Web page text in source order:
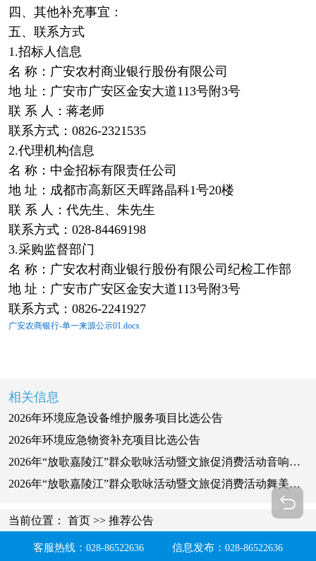
四、其他补充事宜：
五、联系方式
1.招标人信息
名 称：广安农村商业银行股份有限公司
地 址：广安市广安区金安大道113号附3号
联 系 人：蒋老师
联系方式：0826-2321535
2.代理机构信息
名 称：中金招标有限责任公司
地 址：成都市高新区天晖路晶科1号20楼
联 系 人：代先生、朱先生
联系方式：028-84469198
3.采购监督部门
名 称：广安农村商业银行股份有限公司纪检工作部
地 址：广安市广安区金安大道113号附3号
联系方式：0826-2241927
广安农商银行-单一来源公示01.docx
相关信息
2026年环境应急设备维护服务项目比选公告
2026年环境应急物资补充项目比选公告
2026年“放歌嘉陵江”群众歌咏活动暨文旅促消费活动音响扩音系统、灯光系统、设备租赁（操作）项目采购公告
2026年“放歌嘉陵江”群众歌咏活动暨文旅促消费活动舞美设计、舞台搭建、LED租赁、现场布置项目采购公告
当前位置： 首页 >> 推荐公告
客服热线： 028-86522636 信息发布：028-86522636